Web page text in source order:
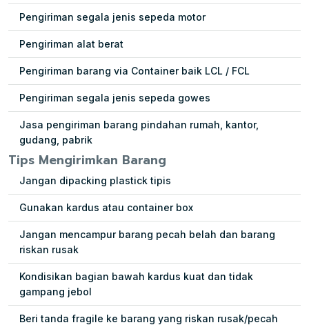
Pengiriman segala jenis sepeda motor
Pengiriman alat berat
Pengiriman barang via Container baik LCL / FCL
Pengiriman segala jenis sepeda gowes
Jasa pengiriman barang pindahan rumah, kantor,
gudang, pabrik
Tips Mengirimkan Barang
Jangan dipacking plastick tipis
Gunakan kardus atau container box
Jangan mencampur barang pecah belah dan barang
riskan rusak
Kondisikan bagian bawah kardus kuat dan tidak
gampang jebol
Beri tanda fragile ke barang yang riskan rusak/pecah